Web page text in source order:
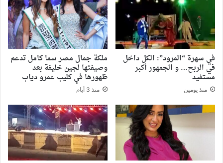
في سهرة “المرود”: الكل داخل
في الربح… و الجمهور أكبر
مستفيد
منذ يومين
ملكة جمال مصر سما كامل تدعم
وصيفتها لجين خليفة بعد
ظهورها في كليب عمرو دياب
منذ 3 أيام